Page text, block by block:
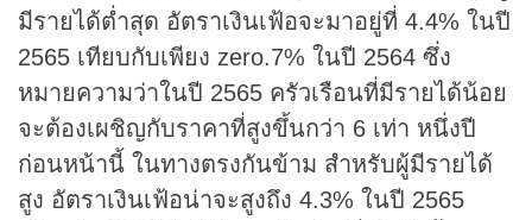
มีรายได้ต่ำสุด อัตราเงินเฟ้อจะมาอยู่ที่ 4.4% ในปี
2565 เทียบกับเพียง zero.7% ในปี 2564 ซึ่ง
หมายความว่าในปี 2565 ครัวเรือนที่มีรายได้น้อย
จะต้องเผชิญกับราคาที่สูงขึ้นกว่า 6 เท่า หนึ่งปี
ก่อนหน้านี้ ในทางตรงกันข้าม สำหรับผู้มีรายได้
สูง อัตราเงินเฟ้อน่าจะสูงถึง 4.3% ในปี 2565